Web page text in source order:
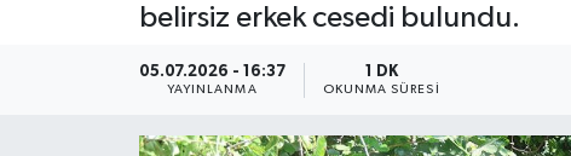
belirsiz erkek cesedi bulundu.
05.07.2026 - 16:37
YAYINLANMA
1 DK
OKUNMA SÜRESI
Resmi İlan
Son Dakika Haberleri
Haber Arşivi